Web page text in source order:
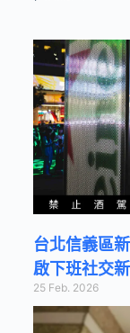
台北信義區
啟下班社交
25 Feb. 2026